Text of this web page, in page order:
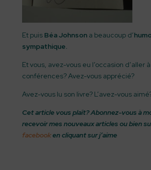
Et puisBéa Johnsona beaucoup d’
sympathique.
Et vous, avez-vous eu l’occasion d’aller
conférences? Avez-vous apprécié?
Avez-vous lu son livre? L’avez-vous
Cet article vous plaît? Abonnez-vous à
recevoir mes nouveaux articles ou bien
facebooken cliquant sur j’aime